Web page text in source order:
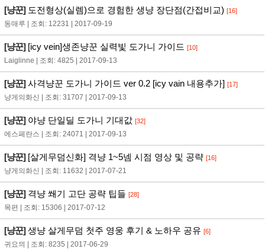
[냥꾼]도전형상(실렘)으로 경험한 생냥 장단점(간접비교) [16]
동매루 | 조회: 12231 | 2017-09-19
[냥꾼][icy vein]생존냥꾼 실력빛 도가니 가이드 [10]
Laiglinne | 조회: 4825 | 2017-09-13
[냥꾼]사격냥꾼 도가니 가이드 ver 0.2 [icy vain 내용추가] [17]
냥게의화신 | 조회: 31707 | 2017-09-13
[냥꾼]야냥 단일딜 도가니 기대값 [32]
에스페란스 | 조회: 24071 | 2017-09-13
[냥꾼][살게무덤신화] 격냥 1~5넴 시점 영상 및 공략 [16]
냥게의화신 | 조회: 11632 | 2017-07-21
[냥꾼]격냥 쐐기 고단 공략 팁들 [28]
목편 | 조회: 15306 | 2017-07-12
[냥꾼]생냥 살게무덤 첫주 영웅 후기 & 노하우 공유 [6]
귀요믜 | 조회: 8235 | 2017-06-29